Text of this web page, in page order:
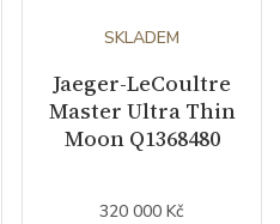
stříbrná
arabské číslice / indexy
SKLADEM
Jaeger-LeCoultre
Master Ultra Thin
Moon Q1368480
320 000 Kč